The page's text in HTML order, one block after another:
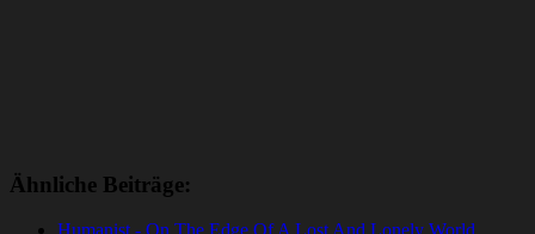
Ähnliche Beiträge: